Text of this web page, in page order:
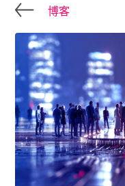
解决方案
技术能力
行业洞察
客户案例
关于我们
行业活动
加入我们
博客